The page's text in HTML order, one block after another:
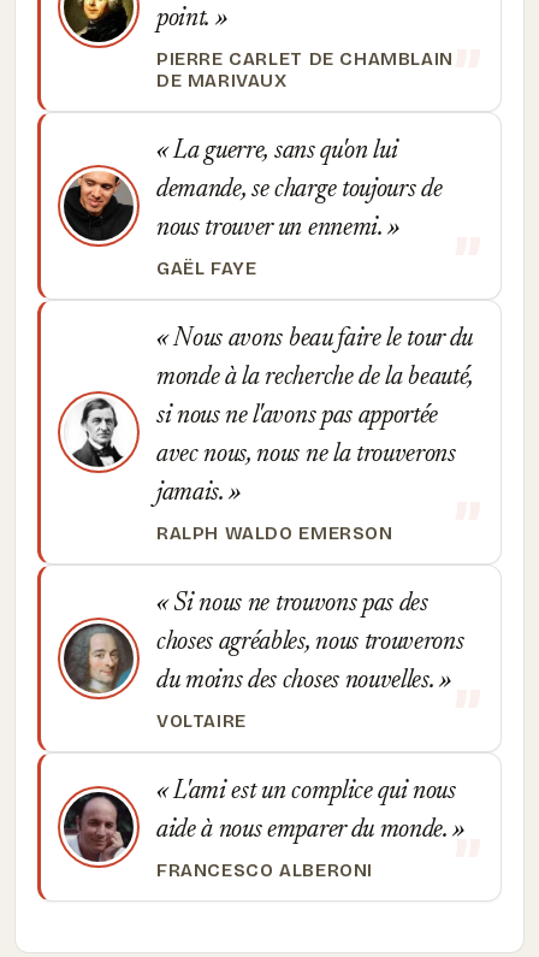
point.
PIERRE CARLET DE CHAMBLAIN
DE MARIVAUX
La guerre, sans qu'on lui
demande, se charge toujours de
nous trouver un ennemi.
GAËL FAYE
Nous avons beau faire le tour du
monde à la recherche de la beauté,
si nous ne l'avons pas apportée
avec nous, nous ne la trouverons
jamais.
RALPH WALDO EMERSON
Si nous ne trouvons pas des
choses agréables, nous trouverons
du moins des choses nouvelles.
VOLTAIRE
L'ami est un complice qui nous
aide à nous emparer du monde.
FRANCESCO ALBERONI